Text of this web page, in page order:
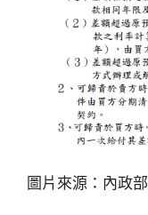
圖片來源：內政部